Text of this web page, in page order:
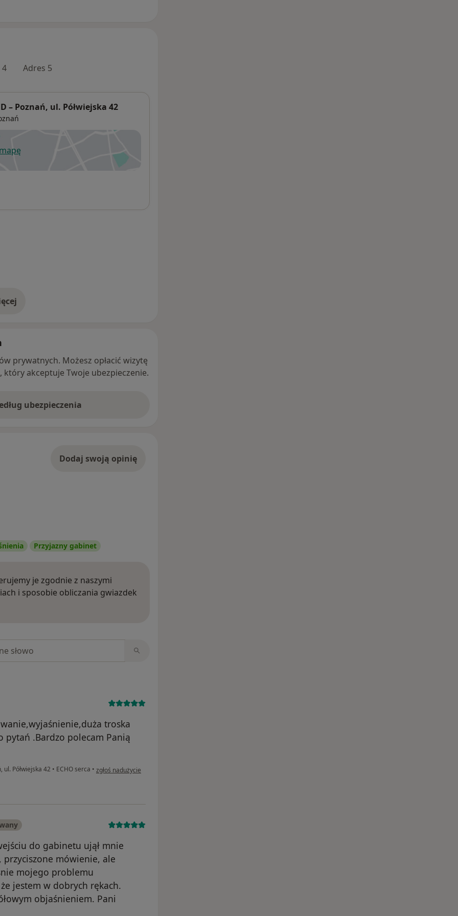
4 Adres 5
– Poznań, ul. Półwiejska 42
się w nowej karcie
prywatnych. Możesz opłacić wizytę
akceptuje Twoje ubezpieczenie.
ubezpieczenia
Dodaj swoją opinię
Przyjazny gabinet
je zgodnie z naszymi
i sposobie obliczania gwiazdek
troska
pytań .Bardzo polecam Panią
Półwiejska 42 • ECHO serca • w opinii użytkownika Zbigniew
zgłoś nadużycie
do gabinetu ujął mnie
mówienie, ale
mojego problemu
jestem w dobrych rękach.
objaśnieniem. Pani